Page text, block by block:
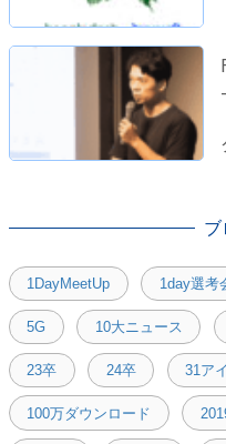
1DayMeetUp 1day選考
5G 10大ニュース
23卒 24卒 31ア
100万ダウンロード